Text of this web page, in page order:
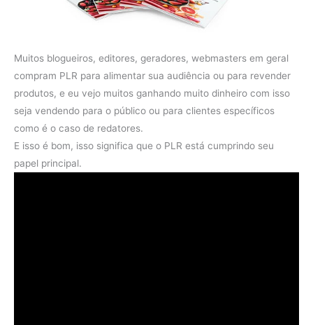
Muitos blogueiros, editores, geradores, webmasters em geral
compram PLR para alimentar sua audiência ou para revender
produtos, e eu vejo muitos ganhando muito dinheiro com isso
seja vendendo para o público ou para clientes específicos
como é o caso de redatores.
E isso é bom, isso significa que o PLR está cumprindo seu
papel principal.